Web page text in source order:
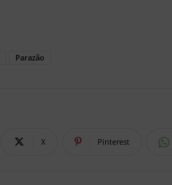
Parazão
X Pinterest